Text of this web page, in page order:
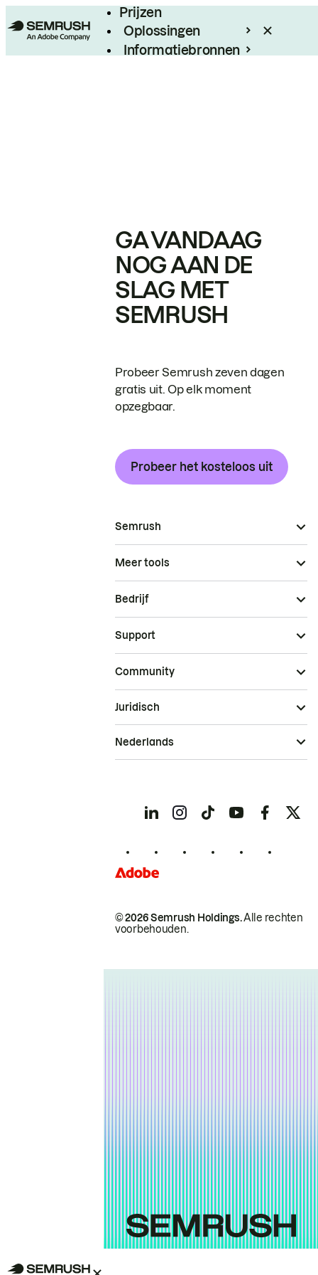
Prijzen
Oplossingen
Informatiebronnen
GA VANDAAG
NOG AAN DE
SLAG MET
SEMRUSH
Probeer Semrush zeven dagen
gratis uit. Op elk moment
opzegbaar.
Probeer het kosteloos uit
Semrush
Meer tools
Bedrijf
Support
Community
© 2026 Semrush Holdings.Alle rechten
voorbehouden.
Juridisch
Nederlands